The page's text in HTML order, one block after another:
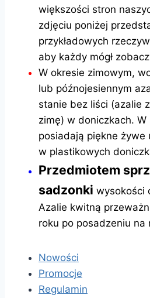
większości stron
zdjęciu poniżej
przykładowych
aby każdy mógł
W okresie zimowym,
lub późnojesiennym
stanie bez liści (azalie
zimę) w doniczkach.
posiadają piękne żywe
w plastikowych
Przedmiotem
sadzonki wysokości
Azalie kwitną
roku po posadzeniu na
Nowości
Promocje
Regulamin